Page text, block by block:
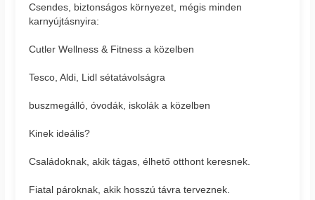
Csendes, biztonságos környezet, mégis minden
karnyújtásnyira:
Cutler Wellness & Fitness a közelben
Tesco, Aldi, Lidl sétatávolságra
buszmegálló, óvodák, iskolák a közelben
Kinek ideális?
Családoknak, akik tágas, élhető otthont keresnek.
Fiatal pároknak, akik hosszú távra terveznek.